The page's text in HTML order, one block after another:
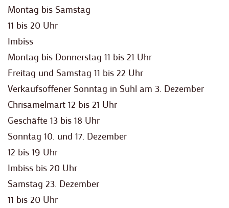
Montag bis Samstag
11 bis 20 Uhr
Imbiss
Montag bis Donnerstag 11 bis 21 Uhr
Freitag und Samstag 11 bis 22 Uhr
Verkaufsoffener Sonntag in Suhl am 3. Dezember
Chrisamelmart 12 bis 21 Uhr
Geschäfte 13 bis 18 Uhr
Sonntag 10. und 17. Dezember
12 bis 19 Uhr
Imbiss bis 20 Uhr
Samstag 23. Dezember
11 bis 20 Uhr